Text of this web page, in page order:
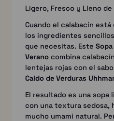
Ligero, Fresco y Lleno de
Cuando el calabacín
los ingredientes
que necesitas. Este
Verano combina
lentejas rojas con el
Caldo de Verduras
El resultado es una sopa
con una textura sedosa,
mucho umami natural.